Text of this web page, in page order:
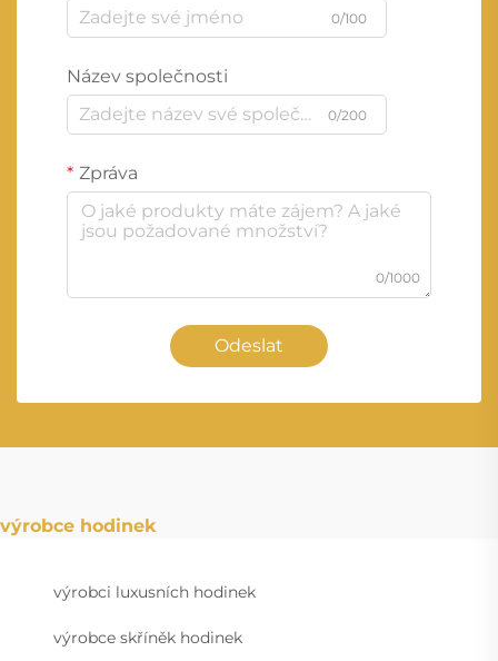
0/100
Název společnosti
0/200
Zpráva
0/1000
Odeslat
výrobce hodinek
výrobci luxusních hodinek
výrobce skříněk hodinek